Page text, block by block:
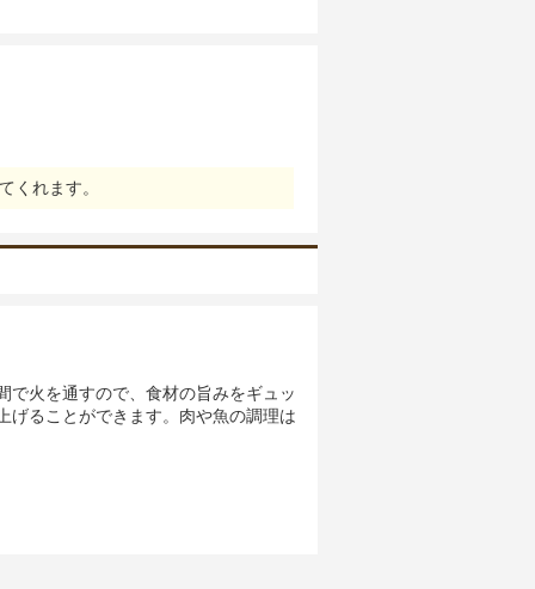
くれます。
で火を通すので、食材の旨みをギュッ
げることができます。肉や魚の調理は